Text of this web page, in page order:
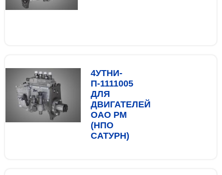
4УТНИ-
П-1111005
ДЛЯ
ДВИГАТЕЛЕЙ
ОАО РМ
(НПО
САТУРН)